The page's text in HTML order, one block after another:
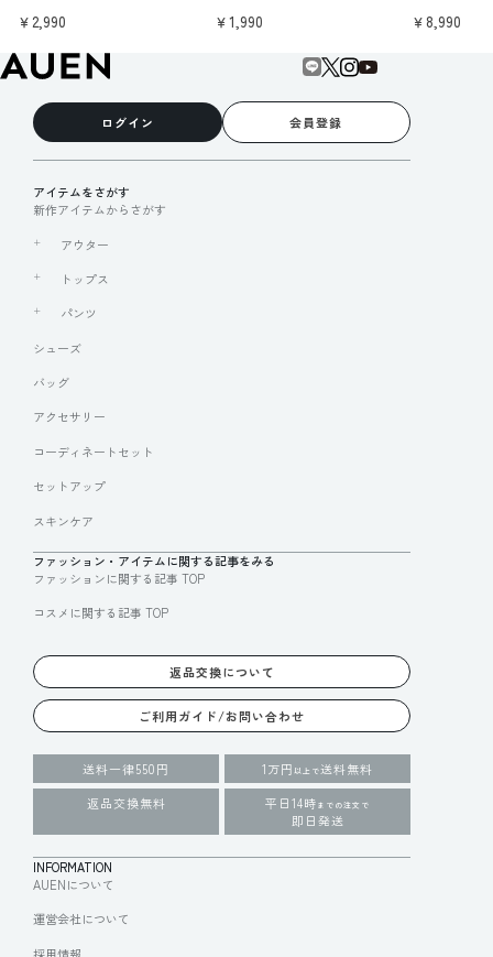
￥2,990
￥1,990
￥8,990
ログイン 会員登録
アイテムをさがす
新作アイテムからさがす
アウター
トップス
パンツ
シューズ
バッグ
アクセサリー
コーディネートセット
セットアップ
スキンケア
ファッション・アイテムに関する記事をみる
ファッションに関する記事 TOP
コスメに関する記事 TOP
返品交換について
ご利用ガイド/お問い合わせ
送料一律550円 1万円 以上で送料無料
返品交換無料
平日14時 までの注文で
即日発送
INFORMATION
AUENについて
運営会社について
採用情報